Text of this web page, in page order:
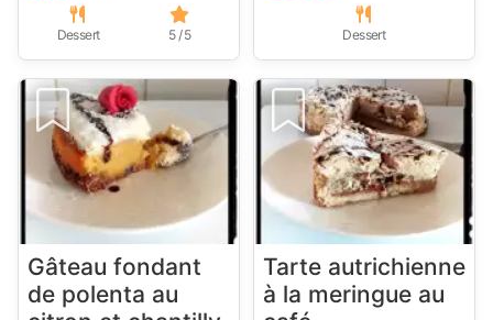
Dessert 5 / 5 Dessert
Gâteau fondant
de polenta au
Tarte autrichienne
à la meringue au